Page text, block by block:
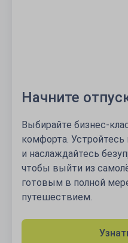
Начните
Выбирайте бизнес-
комфорта. Устройтесь
и наслаждайтесь
чтобы выйти из
готовым в полной
путешествием.